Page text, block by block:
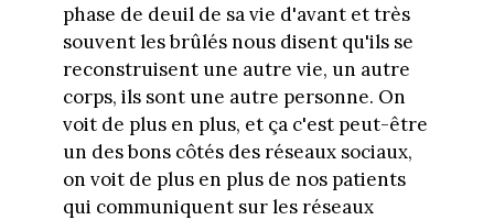
phase de deuil de sa vie d'avant et très
souvent les brûlés nous disent qu'ils se
reconstruisent une autre vie, un autre
corps, ils sont une autre personne. On
voit de plus en plus, et ça c'est peut-être
un des bons côtés des réseaux sociaux,
on voit de plus en plus de nos patients
qui communiquent sur les réseaux